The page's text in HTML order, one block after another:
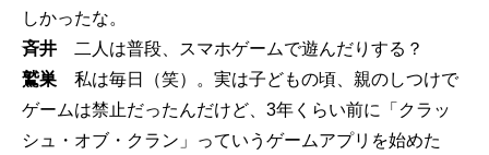
しかったな。
斉井 二人は普段、スマホゲームで遊んだりする？
鷲巣 私は毎日（笑）。実は子どもの頃、親のしつけで
ゲームは禁止だったんだけど、3年くらい前に「クラッ
シュ・オブ・クラン」っていうゲームアプリを始めた